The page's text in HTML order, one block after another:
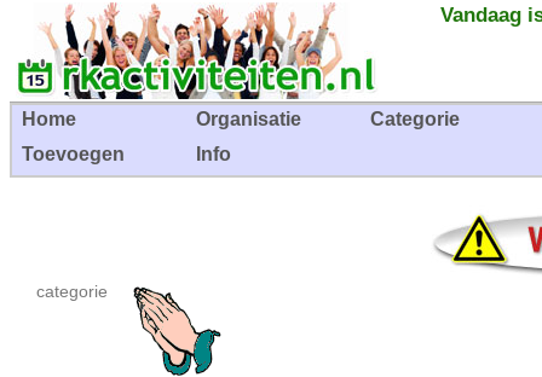
Vandaag
Home Organisatie
Categorie
Toevoegen
Info
categorie